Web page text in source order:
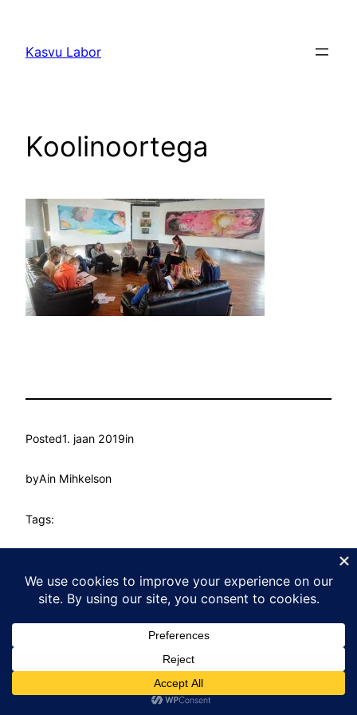
juurde
Kasvu Labor
Koolinoortega
Posted1. jaan 2019in
byAin Mihkelson
Tags:
Kasvu Labor Proudly powered byWordPress